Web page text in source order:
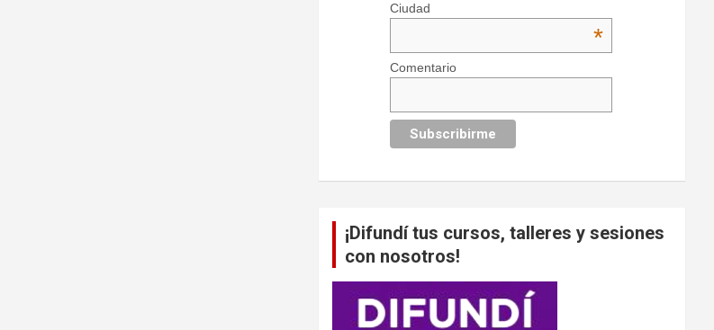
Ciudad
*
Comentario
¡Difundí tus cursos, talleres y sesiones
con nosotros!